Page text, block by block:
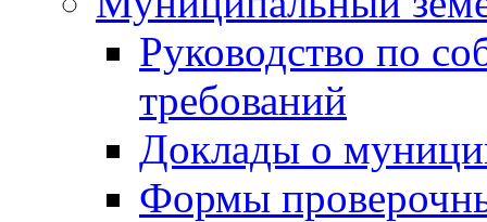
Руководство по
требований
Доклады о
Формы